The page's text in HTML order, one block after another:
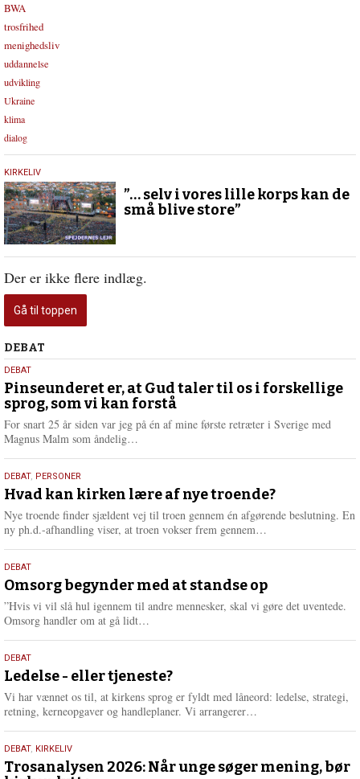
BWA
trosfrihed
menighedsliv
uddannelse
udvikling
Ukraine
klima
dialog
5.
juli
2026
KIRKELIV
”… selv i vores lille korps kan de
små blive store”
Der er ikke flere indlæg.
Gå til toppen
Debat
DEBAT
5.
august
2026
DEBAT
Pinseunderet er, at Gud taler til os i forskellige
sprog, som vi kan forstå
For snart 25 år siden var jeg på én af mine første retræter i Sverige med
Magnus Malm som åndelig…
e
r
e
25.
juli
2026
DEBAT, PERSONER
Hvad kan kirken lære af nye troende?
Nye troende finder sjældent vej til troen gennem én afgørende beslutning. En
ny ph.d.-afhandling viser, at troen vokser frem gennem…
e
r
e
9.
juli
2026
DEBAT
Omsorg begynder med at standse op
”Hvis vi vil slå hul igennem til andre mennesker, skal vi gøre det uventede.
Omsorg handler om at gå lidt…
e
r
e
10.
juni
2026
DEBAT
Ledelse - eller tjeneste?
Vi har vænnet os til, at kirkens sprog er fyldt med låneord: ledelse, strategi,
retning, kerneopgaver og handleplaner. Vi arrangerer…
e
2.
juni
DEBAT, KIRKELIV
Trosanalysen 2026: Når unge søger mening, bør